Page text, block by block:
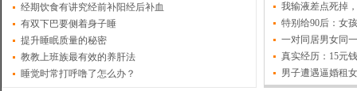
经期饮食有讲究经前补阳经后补血
有双下巴要侧着身子睡
提升睡眠质量的秘密
教教上班族最有效的养肝法
睡觉时常打呼噜了怎么办？
我输液差点死掉
特别给90后：女
一对同居男女同
真实经历：15元
男子遭遇逼婚租